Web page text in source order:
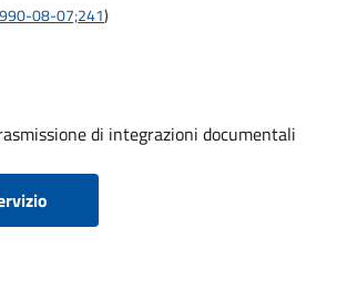
08-07;241)
di integrazioni documentali